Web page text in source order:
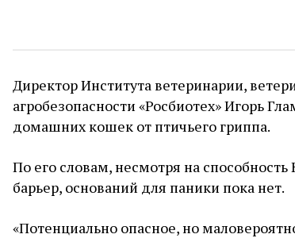
Директор Института ветеринарии,
агробезопасности «Росбиотех» Игорь
домашних кошек от птичьего гриппа.
По его словам, несмотря на
барьер, оснований для паники пока нет.
«Потенциально опасное, но